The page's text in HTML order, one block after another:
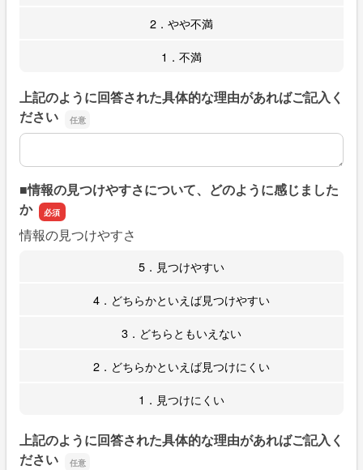
2．やや不満
1．不満
上記のように回答された具体的な理由があればご記入く
ださい
上記のように回答された具体的な理由があればご記入くだ
■情報の見つけやすさについて、どのように感じました
か
情報の見つけやすさ
5．見つけやすい
4．どちらかといえば見つけやすい
3．どちらともいえない
2．どちらかといえば見つけにくい
1．見つけにくい
上記のように回答された具体的な理由があればご記入く
ださい